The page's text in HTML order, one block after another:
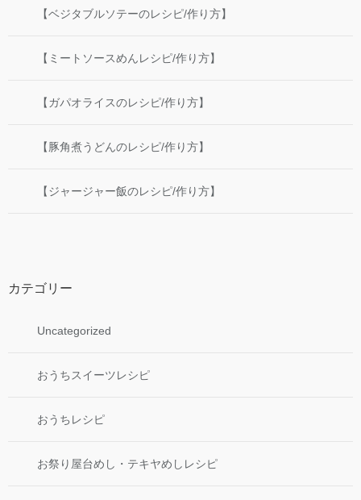
【ベジタブルソテーのレシピ/作り方】
【ミートソースめんレシピ/作り方】
【ガパオライスのレシピ/作り方】
【豚角煮うどんのレシピ/作り方】
【ジャージャー飯のレシピ/作り方】
カテゴリー
Uncategorized
おうちスイーツレシピ
おうちレシピ
お祭り屋台めし・テキヤめしレシピ